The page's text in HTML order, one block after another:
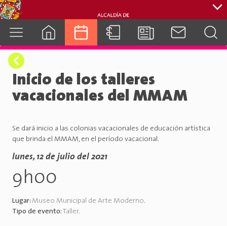
Inicio de los talleres
vacacionales del MMAM
Se dará inicio a las colonias vacacionales de educación artística
que brinda el MMAM, en el período vacacional.
lunes, 12 de julio del 2021
9h00
Lugar: Museo Municipal de Arte Moderno.
Tipo de evento: Taller.